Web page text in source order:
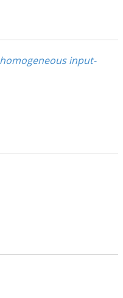
input-